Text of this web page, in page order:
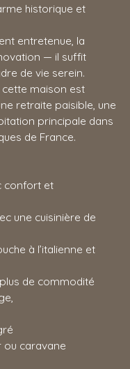
historique et
entretenue, la
— il suffit
de vie serein.
maison est
retraite paisible, une
principale dans
de France.
confort et
une cuisinière de
à l’italienne et
de commodité
caravane